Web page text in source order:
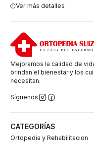
Ver más detalles
Mejoramos la calidad de
brindan el bienestar y los
necesitan.
Síguenos
CATEGORÍAS
Ortopedia y Rehabilitacion